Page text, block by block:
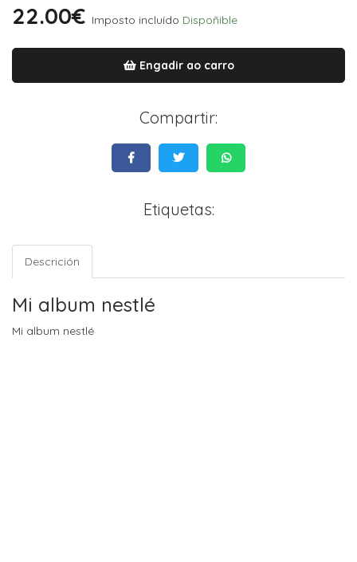
22.00€ Imposto incluído Dispoñible
Engadir ao carro
Compartir:
Etiquetas:
Descrición
Mi album nestlé
Mi album nestlé